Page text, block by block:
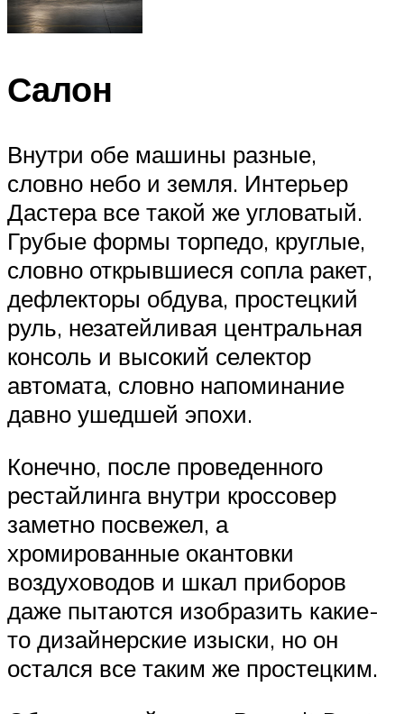
Салон
Внутри обе машины разные,
словно небо и земля. Интерьер
Дастера все такой же угловатый.
Грубые формы торпедо, круглые,
словно открывшиеся сопла ракет,
дефлекторы обдува, простецкий
руль, незатейливая центральная
консоль и высокий селектор
автомата, словно напоминание
давно ушедшей эпохи.
Конечно, после проведенного
рестайлинга внутри кроссовер
заметно посвежел, а
хромированные окантовки
воздуховодов и шкал приборов
даже пытаются изобразить какие-
то дизайнерские изыски, но он
остался все таким же простецким.